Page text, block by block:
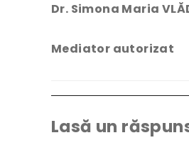
Dr. Simona Maria
Mediator autorizat
Lasă un